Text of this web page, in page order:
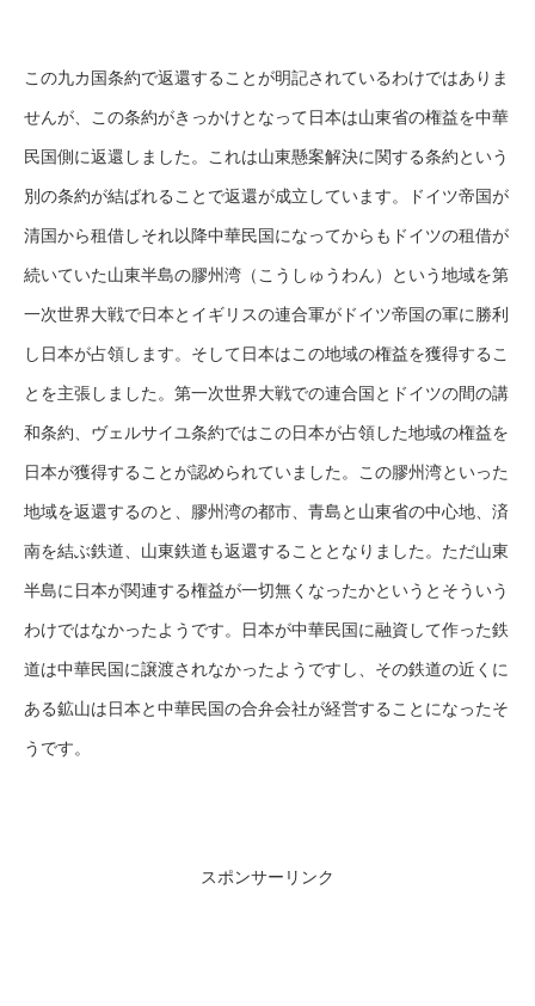
この九カ国条約で返還することが明記されているわけではありま
せんが、この条約がきっかけとなって日本は山東省の権益を中華
民国側に返還しました。これは山東懸案解決に関する条約という
別の条約が結ばれることで返還が成立しています。ドイツ帝国が
清国から租借しそれ以降中華民国になってからもドイツの租借が
続いていた山東半島の膠州湾（こうしゅうわん）という地域を第
一次世界大戦で日本とイギリスの連合軍がドイツ帝国の軍に勝利
し日本が占領します。そして日本はこの地域の権益を獲得するこ
とを主張しました。第一次世界大戦での連合国とドイツの間の講
和条約、ヴェルサイユ条約ではこの日本が占領した地域の権益を
日本が獲得することが認められていました。この膠州湾といった
地域を返還するのと、膠州湾の都市、青島と山東省の中心地、済
南を結ぶ鉄道、山東鉄道も返還することとなりました。ただ山東
半島に日本が関連する権益が一切無くなったかというとそういう
わけではなかったようです。日本が中華民国に融資して作った鉄
道は中華民国に譲渡されなかったようですし、その鉄道の近くに
ある鉱山は日本と中華民国の合弁会社が経営することになったそ
うです。
スポンサーリンク